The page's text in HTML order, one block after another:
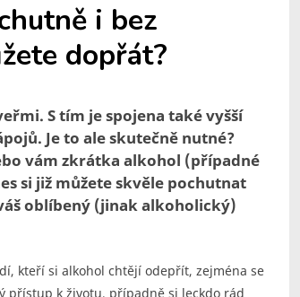
i bez
dopřát?
S tím je spojena také vyšší
Je to ale skutečně nutné?
vám zkrátka alkohol (případné
si již můžete skvěle pochutnat
oblíbený (jinak alkoholický)
kteří si alkohol chtějí odepřít, zejména se
přístup k životu, případně si leckdo rád